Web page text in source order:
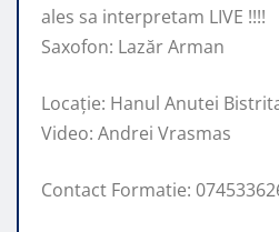
ales sa interpretam LIVE !!!!
Saxofon: Lazăr Arman
Locație: Hanul Anutei
Video: Andrei Vrasmas
Contact Formatie: